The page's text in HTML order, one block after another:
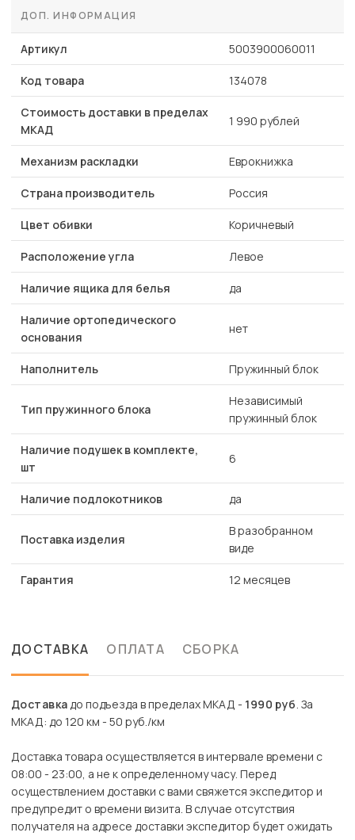
ДОП. ИНФОРМАЦИЯ
Артикул 5003900060011
Код товара 134078
Стоимость доставки в пределах
МКАД
1 990 рублей
Механизм раскладки Еврокнижка
Страна производитель Россия
Цвет обивки Коричневый
Расположение угла Левое
Наличие ящика для белья да
Наличие ортопедического
основания
нет
Наполнитель Пружинный блок
Тип пружинного блока
Независимый
пружинный блок
Наличие подушек в комплекте,
шт
6
Наличие подлокотников да
Поставка изделия
В разобранном
виде
Гарантия 12 месяцев
ДОСТАВКА ОПЛАТА СБОРКА
Доставкадо подъезда в пределах МКАД - 1990 руб. За
МКАД: до 120 км - 50 руб./км
Доставка товара осуществляется в интервале времени с
08:00 - 23:00, а не к определенному часу. Перед
осуществлением доставки с вами свяжется экспедитор и
предупредит о времени визита. В случае отсутствия
получателя на адресе доставки экспедитор будет ожидать